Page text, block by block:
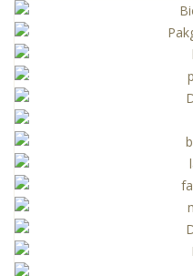
Služby
Zastupované firmy
AKCE